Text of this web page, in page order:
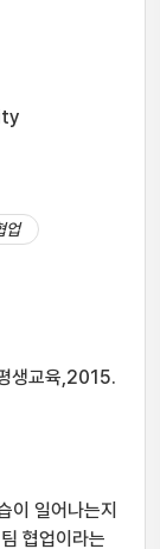
업
생교육,2015.
이 일어나는지
협업이라는